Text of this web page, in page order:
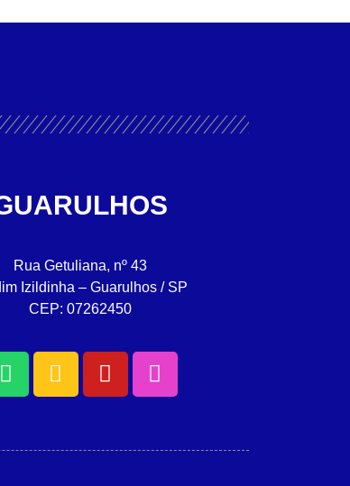
Rua Getuliana, nº 43
Izildinha – Guarulhos / SP
CEP: 07262450